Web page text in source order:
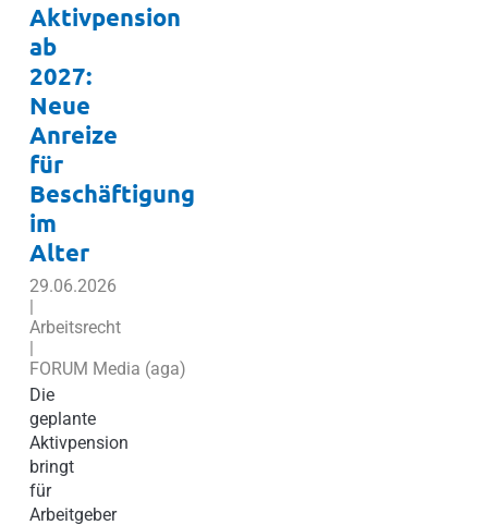
Aktivpension
ab
2027:
Neue
Anreize
für
Beschäftigung
im
Alter
29.06.2026
|
Arbeitsrecht
|
FORUM Media (aga)
Die
geplante
Aktivpension
bringt
für
Arbeitgeber